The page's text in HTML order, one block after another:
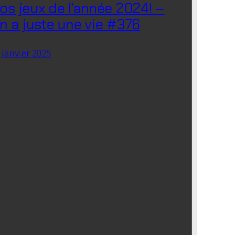
jeux de l’année 2024! –
a juste une vie #376
janvier 2025